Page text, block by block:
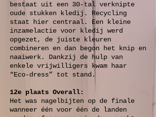
bestaat uit een 30-tal verknipte
oude stukken kledij. Recycling
staat hier centraal. Een kleine
inzamelactie voor kledij werd
opgezet, de juiste kleuren
combineren en dan begon het knip en
naaiwerk. Dankzij de hulp van
enkele vrijwilligers kwam haar
“Eco-dress” tot stand.
12e plaats Overall:
Het was nagelbijten op de finale
wanneer één voor één de landen